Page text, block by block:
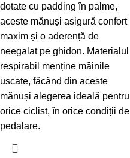
dotate cu padding în palme,
aceste mănuși asigură confort
maxim și o aderență de
neegalat pe ghidon. Materialul
respirabil menține mâinile
uscate, făcând din aceste
mănuși alegerea ideală pentru
orice ciclist, în orice condiții de
pedalare.